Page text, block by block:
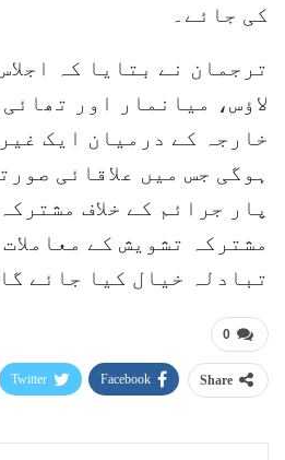
کی جائے۔
ترجمان نے بتایا کہ
لاؤس، میانمار اور
خارجہ کے درمیان ایک
ہوگی جس میں علاقائی
پار جرائم کے خلاف
مشترکہ تشویش کے
تبادلہ خیال کیا جائے
0
Share
Facebook
Twitter